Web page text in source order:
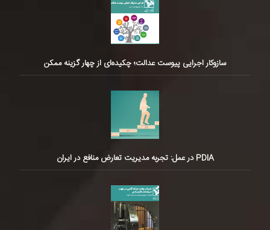
سازوکار اجرایی پیوست عدالت؛ چکیده‌ای از چهار گزینه ممکن
PDIA در عمل: تجربه مدیریت تعارض منافع در ایران